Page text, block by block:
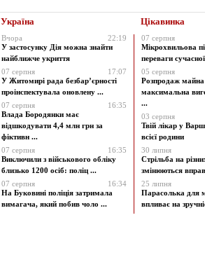
Україна Цікавинка
Вчора
22:19
У застосунку Дія можна знайти
найближче укриття
07 серпня
17:07
У Житомирі рада безбар’єрності
проінспектувала оновлену ...
07 серпня
16:35
Влада Бородянки має
відшкодувати 4,4 млн грн за
фіктивн ...
07 серпня
16:35
Виключили з військового обліку
близько 1200 осіб: поліц ...
07 серпня
16:34
На Буковині поліція затримала
вимагача, який побив чоло ...
07 серпня
Мікрохвильова
переваги
05 серпня
Розпродаж майна
максимальна
...
03 серпня
Твій лікар у
всієї родини
30 липня
Стрільба на
змінюються
25 липня
Парасолька для
впливає на